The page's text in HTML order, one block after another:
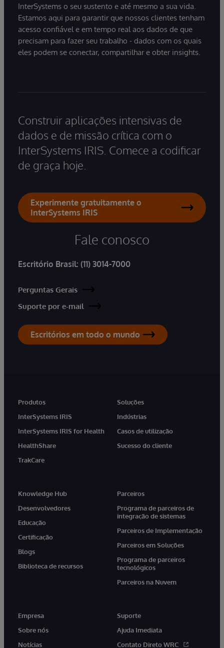
InterSystems o seu sustento e até mesmo a sua vida.
Estamos aqui para garantir que nossos clientes tenham
acesso confiável e em tempo real aos dados de que
precisam para fazer seu trabalho - dados com os quais
eles podem se conectar, compartilhar e obter insights.
Construir aplicações intensivas de
dados e de missão crítica com o
InterSystems IRIS. Comece a codificar
de graça hoje.
Experimente gratuitamente o
InterSystems IRIS
Fale conosco
Escritório Brasil: (11) 3014-7000
Perguntas Gerais
Suporte por e-mail
Escritórios em todo o mundo
Produtos
InterSystems IRIS
InterSystems IRIS for Health
HealthShare
TrakCare
Soluções
Indústrias
Casos de utilização
Sucesso do cliente
Knowledge Hub
Desenvolvedores
Educação
Certificação
Blogs
Biblioteca de recursos
Parceiros
Programa de parceiros de
integração de sistemas
Parceiros de Implementação
Parceiros em Soluções
Programa de parceiros
tecnológicos
Parceiros na Nuvem
Empresa
Sobre nós
Notícias
Suporte
Ajuda Imediata
Contato Direto WRC